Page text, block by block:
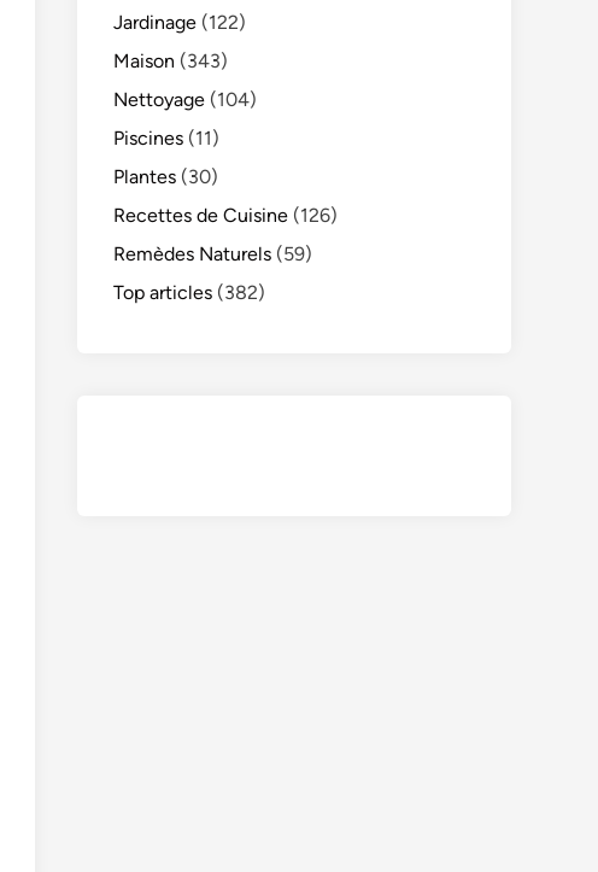
Jardinage (122)
Maison (343)
Nettoyage (104)
Piscines (11)
Plantes (30)
Recettes de Cuisine (126)
Remèdes Naturels (59)
Top articles (382)